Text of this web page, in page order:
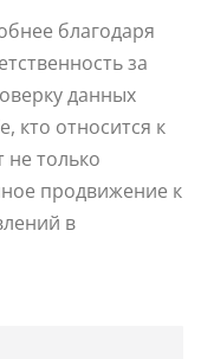
благодаря
за
данных
кто относится к
не только
продвижение к
в